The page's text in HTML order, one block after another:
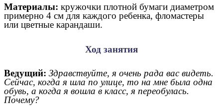
Материалы: кружочки плотной бумаги диаметром
примерно 4 см для каждого ребенка, фломастеры
или цветные карандаши.
Ход занятия
Ведущий: Здравствуйте, я очень рада вас видеть.
Сейчас, когда я шла по улице, то на мне была одна
обувь, а когда я вошла в класс, я переобулась.
Почему?